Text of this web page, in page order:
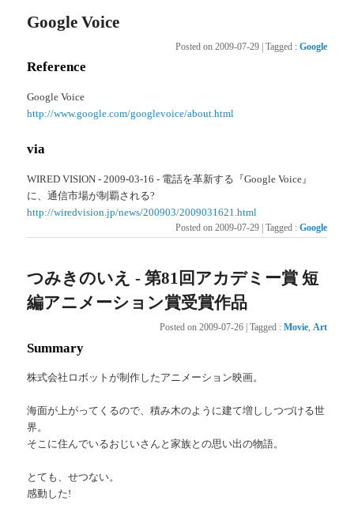
Google Voice
Posted on 2009-07-29 Tagged : Google
Reference
Google Voice
http://www.google.com/googlevoice/about.html
via
WIRED VISION - 2009-03-16 - 電話を革新する『Google Voice』
に、通信市場が制覇される?
http://wiredvision.jp/news/200903/2009031621.html
Posted on 2009-07-29 | Tagged : Google
つみきのいえ - 第81回アカデミー賞 短
編アニメーション賞受賞作品
Posted on 2009-07-26 Tagged : Movie, Art
Summary
株式会社ロボットが制作したアニメーション映画。
海面が上がってくるので、積み木のように建て増ししつづける世
界。
そこに住んでいるおじいさんと家族との思い出の物語。
とても、せつない。
感動した!